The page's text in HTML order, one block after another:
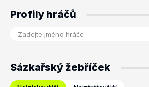
Profily hráčů
Sázkařský žebříček